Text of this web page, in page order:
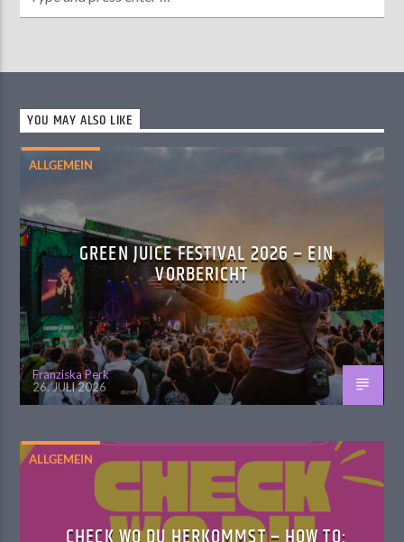
YOU MAY ALSO LIKE
ALLGEMEIN
GREEN JUICE FESTIVAL 2026 – EIN
VORBERICHT
Franziska Perk
26. JULI 2026
ALLGEMEIN